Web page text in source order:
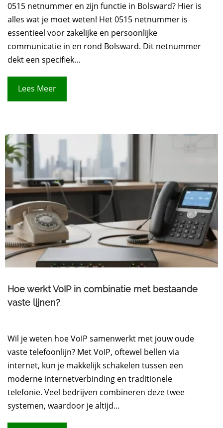
0515 netnummer en zijn functie in Bolsward? Hier is
alles wat je moet weten! Het 0515 netnummer is
essentieel voor zakelijke en persoonlijke
communicatie in en rond Bolsward. Dit netnummer
dekt een specifiek...
Lees Meer
Hoe werkt VoIP in combinatie met bestaande
vaste lijnen?
Wil je weten hoe VoIP samenwerkt met jouw oude
vaste telefoonlijn? Met VoIP, oftewel bellen via
internet, kun je makkelijk schakelen tussen een
moderne internetverbinding en traditionele
telefonie. Veel bedrijven combineren deze twee
systemen, waardoor je altijd...